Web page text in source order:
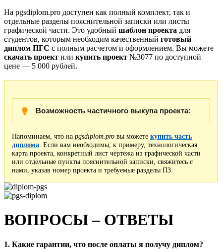
На pgsdiplom.pro доступен как полный комплект, так и
отдельные разделы пояснительной записки или листы
графической части. Это удобный шаблон проекта для
студентов, которым необходим качественный готовый
диплом ПГС с полным расчетом и оформлением. Вы можете
скачать проект или купить проект №3077 по доступной
цене — 5 000 рублей.
Возможность частичного выкупа проекта:
Напоминаем, что на pgsdiplom.pro вы можете купить часть
диплома . Если вам необходимы, к примеру, технологическая
карта проекта, конкретный лист чертежа из графической части
или отдельные пункты пояснительной записки, свяжитесь с
нами, указав номер проекта и требуемые разделы ПЗ.
ВОПРОСЫ – ОТВЕТЫ
1. Какие гарантии, что после оплаты я получу диплом?